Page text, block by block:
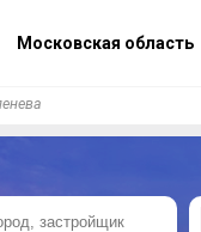
Московская область